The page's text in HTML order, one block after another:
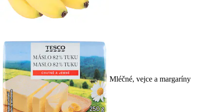
Mléčné, vejce a margaríny